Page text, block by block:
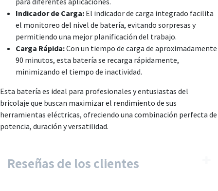
Indicador de Carga: El indicador de carga integrado facilita
el monitoreo del nivel de batería, evitando sorpresas y
permitiendo una mejor planificación del trabajo.
Carga Rápida:Con un tiempo de carga de aproximadamente
90 minutos, esta batería se recarga rápidamente,
minimizando el tiempo de inactividad.
Esta batería es ideal para profesionales y entusiastas del
bricolaje que buscan maximizar el rendimiento de sus
herramientas eléctricas, ofreciendo una combinación perfecta de
potencia, duración y versatilidad.
Reseñas de los clientes